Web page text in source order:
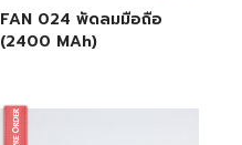
FAN 024 พัดลมมือถือ
(2400 MAh)